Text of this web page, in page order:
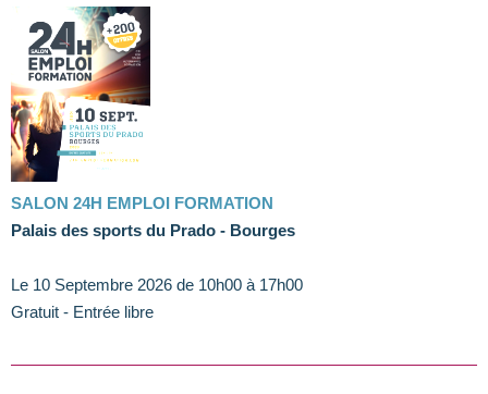
SALON 24H EMPLOI FORMATION
Palais des sports du Prado - Bourges
Le 10 Septembre 2026 de 10h00 à 17h00
Gratuit - Entrée libre